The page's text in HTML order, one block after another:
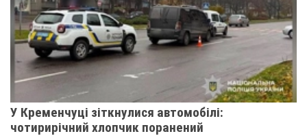
У Кременчуці зіткнулися автомобілі:
чотирирічний хлопчик поранений